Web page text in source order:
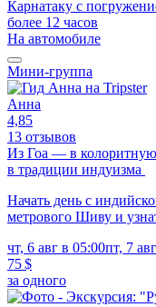
более 12 часов
На автомобиле
Мини-группа
Анна
4,85
13 отзывов
Из Гоа — в
в традиции индуизма
Начать день с
метрового Шиву и
чт, 6 авг в 05:00пт, 7
75 $
за одного